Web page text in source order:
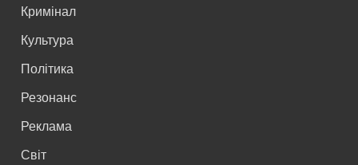
Кримінал
Культура
Політика
Резонанс
Реклама
Світ